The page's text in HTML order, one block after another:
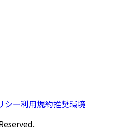
シー利用規約推奨環境